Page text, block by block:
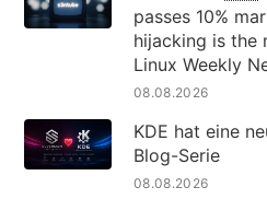
passes 10%
hijacking is the
Linux Weekly
08.08.2026
KDE hat eine
Blog-Serie
08.08.2026